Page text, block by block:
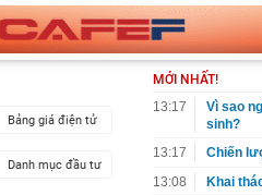
Bảng giá điện tử
Danh mục đầu tư
MỚI NHẤT!
13:17
Vì sao
sinh?
13:17
Chiến
13:08
Khai